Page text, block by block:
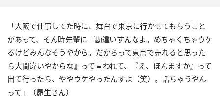
「大阪で仕事してた時に、舞台で東京に行かせてもらうこと
があって、そん時先輩に『勘違いすんなよ。めちゃくちゃウケ
るけどみんなそうやから。だからって東京で売れると思った
ら大間違いやからな』って言われて、『え、ほんますか』って
出て行ったら、ややウケやったんすよ（笑）。話ちゃうやん
って」（昴生さん）